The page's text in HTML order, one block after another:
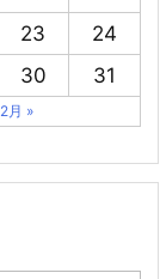
23
24
30 31
2月 »